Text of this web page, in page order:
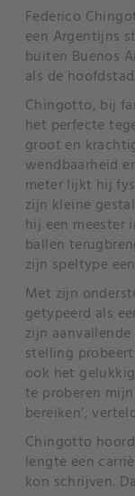
Federico
een Argentijns
buiten Buenos
als de hoofdstad.
Chingotto, bij
het perfecte
groot en
wendbaarheid
meter lijkt hij
zijn kleine
hij een meester
ballen
zijn speltype
Met zijn
getypeerd als
zijn
stelling
ook het
te proberen
bereiken’,
Chingotto
lengte een
kon schrijven.